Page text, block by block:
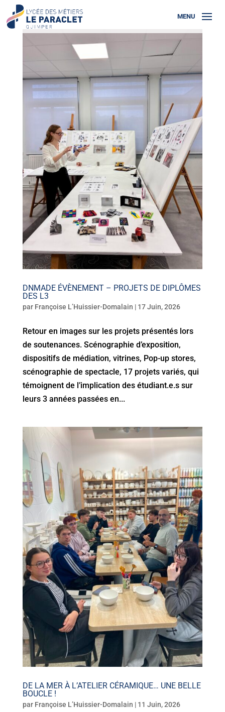
DNMADE ÉVÈNEMENT – PROJETS DE DIPLÔMES
DES L3
par Françoise L’Huissier-Domalain | 17 Juin, 2026
Retour en images sur les projets présentés lors
de soutenances. Scénographie d’exposition,
dispositifs de médiation, vitrines, Pop-up stores,
scénographie de spectacle, 17 projets variés, qui
témoignent de l’implication des étudiant.e.s sur
leurs 3 années passées en...
DE LA MER À L’ATELIER CÉRAMIQUE… UNE BELLE
BOUCLE !
par Françoise L’Huissier-Domalain | 11 Juin, 2026